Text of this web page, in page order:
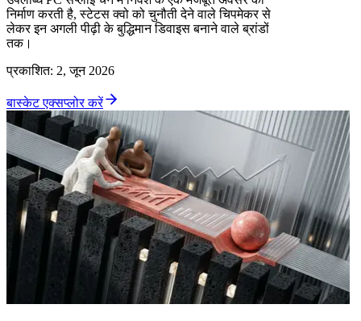
निर्माण करती है, स्टेटस क्वो को चुनौती देने वाले चिपमेकर से
लेकर इन अगली पीढ़ी के बुद्धिमान डिवाइस बनाने वाले ब्रांडों
तक।
प्रकाशित: 2, जून 2026
बास्केट एक्सप्लोर करें